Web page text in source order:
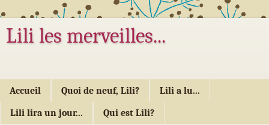
Lili les merveilles...
Accueil Quoi de neuf, Lili? Lili a lu...
Lili lira un jour... Qui est Lili?